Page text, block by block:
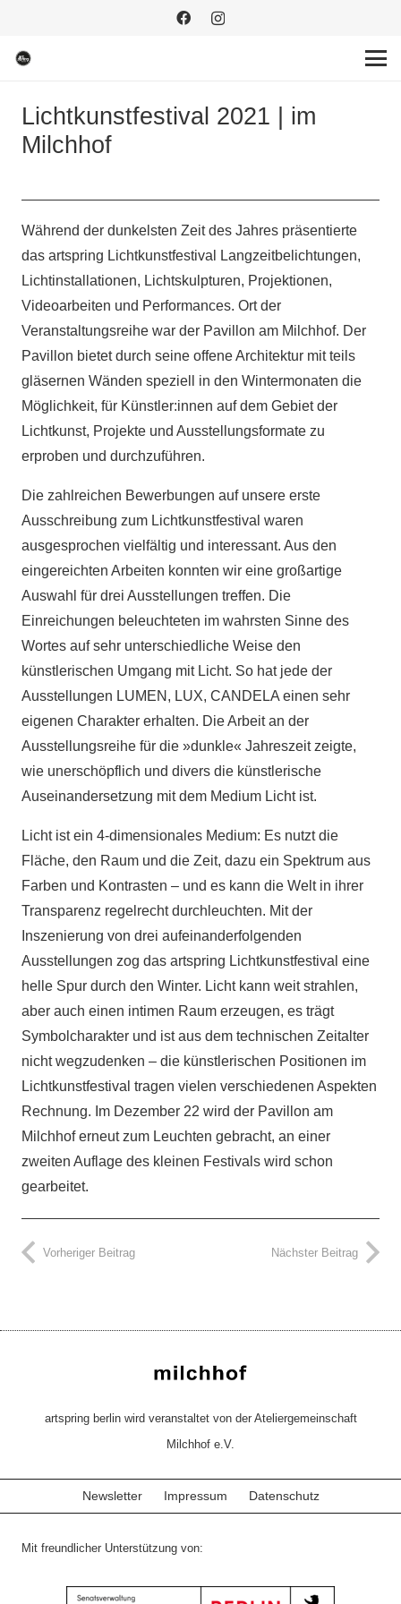
Lichtkunstfestival 2021 | im
Milchhof
Während der dunkelsten Zeit des Jahres präsentierte
das artspring Lichtkunstfestival Langzeitbelichtungen,
Lichtinstallationen, Lichtskulpturen, Projektionen,
Videoarbeiten und Performances. Ort der
Veranstaltungsreihe war der Pavillon am Milchhof. Der
Pavillon bietet durch seine offene Architektur mit teils
gläsernen Wänden speziell in den Wintermonaten die
Möglichkeit, für Künstler:innen auf dem Gebiet der
Lichtkunst, Projekte und Ausstellungsformate zu
erproben und durchzuführen.
Die zahlreichen Bewerbungen auf unsere erste
Ausschreibung zum Lichtkunstfestival waren
ausgesprochen vielfältig und interessant. Aus den
eingereichten Arbeiten konnten wir eine großartige
Auswahl für drei Ausstellungen treffen. Die
Einreichungen beleuchteten im wahrsten Sinne des
Wortes auf sehr unterschiedliche Weise den
künstlerischen Umgang mit Licht. So hat jede der
Ausstellungen LUMEN, LUX, CANDELA einen sehr
eigenen Charakter erhalten. Die Arbeit an der
Ausstellungsreihe für die »dunkle« Jahreszeit zeigte,
wie unerschöpflich und divers die künstlerische
Auseinandersetzung mit dem Medium Licht ist.
Licht ist ein 4-dimensionales Medium: Es nutzt die
Fläche, den Raum und die Zeit, dazu ein Spektrum aus
Farben und Kontrasten – und es kann die Welt in ihrer
Transparenz regelrecht durchleuchten. Mit der
Inszenierung von drei aufeinanderfolgenden
Ausstellungen zog das artspring Lichtkunstfestival eine
helle Spur durch den Winter. Licht kann weit strahlen,
aber auch einen intimen Raum erzeugen, es trägt
Symbolcharakter und ist aus dem technischen Zeitalter
nicht wegzudenken – die künstlerischen Positionen im
Lichtkunstfestival tragen vielen verschiedenen Aspekten
Rechnung. Im Dezember 22 wird der Pavillon am
Milchhof erneut zum Leuchten gebracht, an einer
zweiten Auflage des kleinen Festivals wird schon
gearbeitet.
Vorheriger Beitrag Nächster Beitrag
artspring berlin wird veranstaltet von der Ateliergemeinschaft
Milchhof e.V.
Newsletter Impressum Datenschutz
Mit freundlicher Unterstützung von: